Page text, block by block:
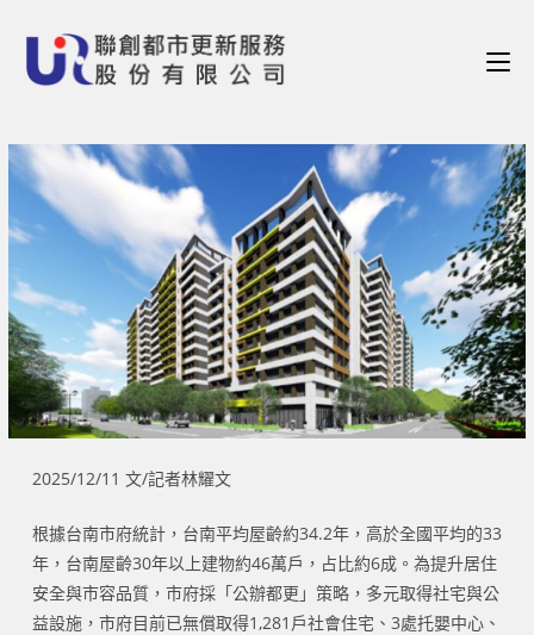
2025/12/11 文/記者林耀文
根據台南市府統計，台南平均屋齡約34.2年，高於全國平均的33
年，台南屋齡30年以上建物約46萬戶，占比約6成。為提升居住
安全與市容品質，市府採「公辦都更」策略，多元取得社宅與公
益設施，市府目前已無償取得1,281戶社會住宅、3處托嬰中心、